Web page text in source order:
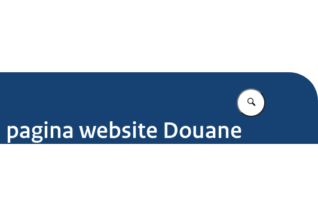
Vul in wat u
website Douane